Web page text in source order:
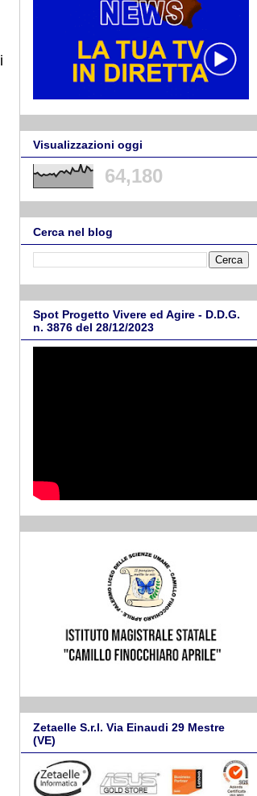
Visualizzazioni oggi
64,180
Cerca nel blog
Spot Progetto Vivere ed Agire - D.D.G.
n. 3876 del 28/12/2023
Zetaelle S.r.l. Via Einaudi 29 Mestre
(VE)